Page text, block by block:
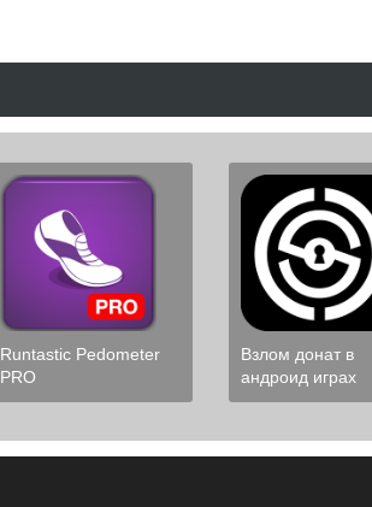
Runtastic Pedometer
PRO
Взлом донат в
андроид играх